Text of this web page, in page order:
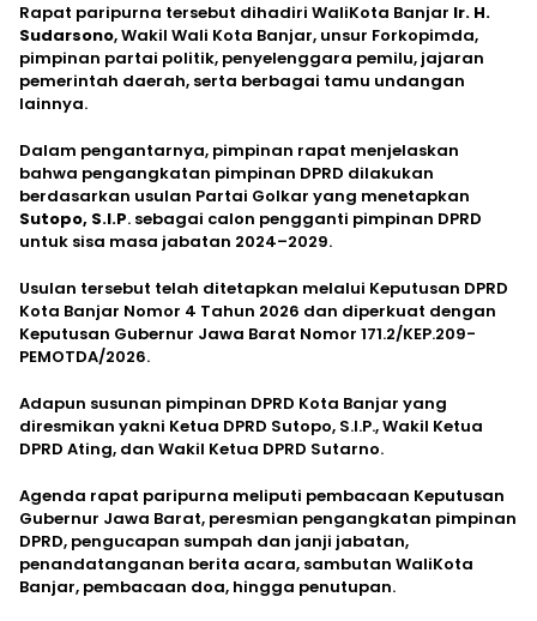
Rapat paripurna tersebut dihadiri WaliKota Banjar Ir. H.
Sudarsono, Wakil Wali Kota Banjar, unsur Forkopimda,
pimpinan partai politik, penyelenggara pemilu, jajaran
pemerintah daerah, serta berbagai tamu undangan
lainnya.
Dalam pengantarnya, pimpinan rapat menjelaskan
bahwa pengangkatan pimpinan DPRD dilakukan
berdasarkan usulan Partai Golkar yang menetapkan
Sutopo, S.I.P. sebagai calon pengganti pimpinan DPRD
untuk sisa masa jabatan 2024–2029.
Usulan tersebut telah ditetapkan melalui Keputusan DPRD
Kota Banjar Nomor 4 Tahun 2026 dan diperkuat dengan
Keputusan Gubernur Jawa Barat Nomor 171.2/KEP.209-
PEMOTDA/2026.
Adapun susunan pimpinan DPRD Kota Banjar yang
diresmikan yakni Ketua DPRD Sutopo, S.I.P., Wakil Ketua
DPRD Ating, dan Wakil Ketua DPRD Sutarno.
Agenda rapat paripurna meliputi pembacaan Keputusan
Gubernur Jawa Barat, peresmian pengangkatan pimpinan
DPRD, pengucapan sumpah dan janji jabatan,
penandatanganan berita acara, sambutan WaliKota
Banjar, pembacaan doa, hingga penutupan.